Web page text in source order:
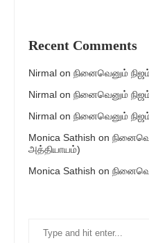
Recent Comments
Nirmal on நினைவெனும்
Nirmal on நினைவெனும்
Nirmal on நினைவெனும்
Monica Sathish on
அத்தியாயம்)
Monica Sathish on